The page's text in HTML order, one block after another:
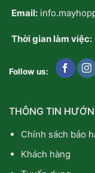
Email:
Thời gian làm việc:
Follow us:
THÔNG TIN
Chính sách bảo
Khách hàng